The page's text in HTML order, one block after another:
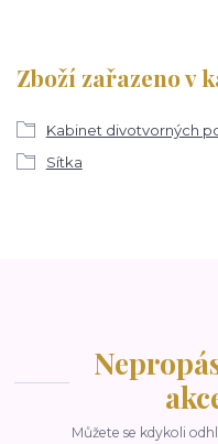
Zboží zařazeno v
Kabinet divotvorných
Sítka
Můžete se kdykoli